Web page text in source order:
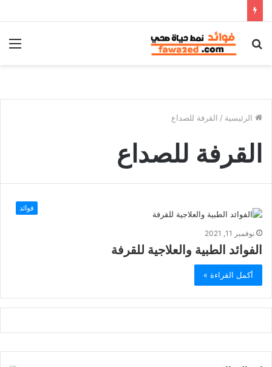
بحث
الرئيسية / القرفة للصداع
القرفة للصداع
فوائد
نوفمبر 11, 2021
الفوائد الطبية والعلاجية للقرفة
أكمل القراءة »